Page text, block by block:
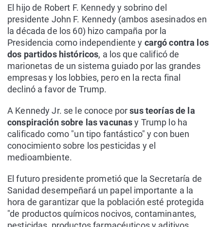
El hijo de Robert F. Kennedy y sobrino del
presidente John F. Kennedy (ambos asesinados en
la década de los 60) hizo campaña por la
Presidencia como independiente y cargó contra los
dos partidos históricos, a los que calificó de
marionetas de un sistema guiado por las grandes
empresas y los lobbies, pero en la recta final
declinó a favor de Trump.
A Kennedy Jr. se le conoce porsus teorías de la
conspiración sobre las vacunasy Trump lo ha
calificado como "un tipo fantástico" y con buen
conocimiento sobre los pesticidas y el
medioambiente.
El futuro presidente prometió que la Secretaría de
Sanidad desempeñará un papel importante a la
hora de garantizar que la población esté protegida
"de productos químicos nocivos, contaminantes,